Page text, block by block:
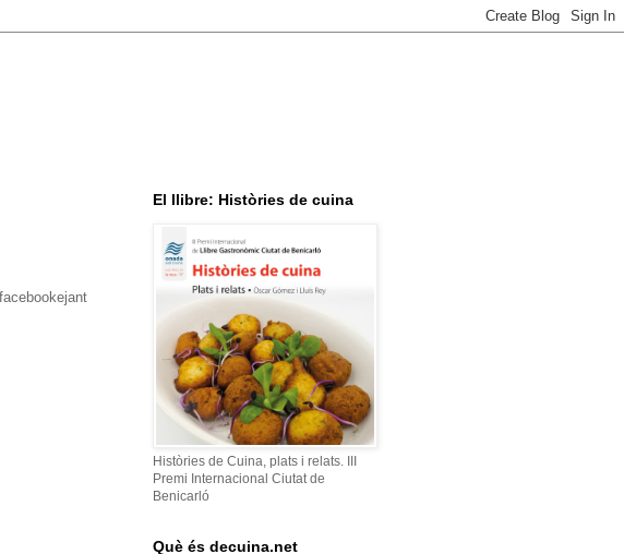
El llibre: Històries de cuina
Històries de Cuina, plats i relats. III
Premi Internacional Ciutat de
Benicarló
Què és decuina.net